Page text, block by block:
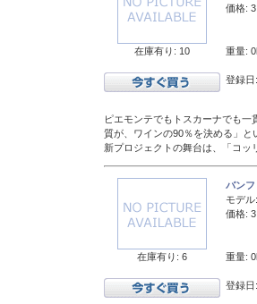
在庫有り: 10
価格:
重量:
登録
ピエモンテでもトスカーナでも
質が、ワインの90％を決める」
新プロジェクトの舞台は、「コ
在庫有り: 6
バン
モデル:
価格:
重量:
登録